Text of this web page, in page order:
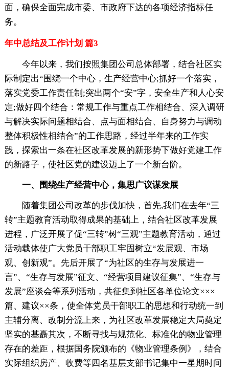
面，确保全面完成市委、市政府下达的各项经济指标任
务。
年中总结及工作计划 篇3
今年以来，我们按照集团公司总体部署，结合社区实
际制定出“围绕一个中心，生产经营中心;抓好一个落实，
落实党委工作责任制;突出两个“安”字，安全生产和人心安
定;做好四个结合：常规工作与重点工作相结合、深入调研
与解决实际问题相结合、点与面相结合、自身努力与调动
整体积极性相结合”的工作思路，经过半年来的工作实
践，探索出一条在社区改革发展的新形势下做好党建工作
的新路子，使社区党的建设迈上了一个新台阶。
一、围绕生产经营中心，集思广议谋发展
随着集团公司改革的步伐加快，首先,我们在去年“三
转”主题教育活动取得成果的基础上，结合社区改革发展
进程，广泛开展了促“三转”树“三观”主题教育活动，通过
活动载体使广大党员干部职工牢固树立“发展观、市场
观、创新观”。先后开展了“为社区的生存与发展进一
言”、“生存与发展”征文、“经营项目建议征集”、“生存与
发展”座谈会等系列活动，共征集到社区各单位论文×××
篇、建议××条，使全体党员干部职工的思想和行动统一到
主辅分离、改制分流上来，为社区改革发展稳定大局奠定
坚实的基矗其次，不断寻找与规范化、标准化的物业管理
存在的差距，根据国务院颁布的《物业管理条例》，结合
实际组织房产、收费等四名基层支部书记集中一星期时间